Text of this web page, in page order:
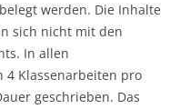
werden. Die Inhalte
sich nicht mit den
In allen
4 Klassenarbeiten pro
geschrieben. Das